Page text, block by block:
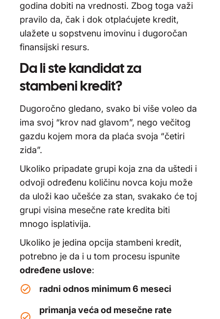
godina dobiti na vrednosti. Zbog toga važi
pravilo da, čak i dok otplaćujete kredit,
ulažete u sopstvenu imovinu i dugoročan
finansijski resurs.
Da li ste kandidat za
stambeni kredit?
Dugoročno gledano, svako bi više voleo da
ima svoj “krov nad glavom”, nego večitog
gazdu kojem mora da plaća svoja “četiri
zida”.
Ukoliko pripadate grupi koja zna da uštedi i
odvoji određenu količinu novca koju može
da uloži kao učešće za stan, svakako će toj
grupi visina mesečne rate kredita biti
mnogo isplativija.
Ukoliko je jedina opcija stambeni kredit,
potrebno je da i u tom procesu ispunite
određene uslove:
radni odnos minimum 6 meseci
primanja veća od mesečne rate